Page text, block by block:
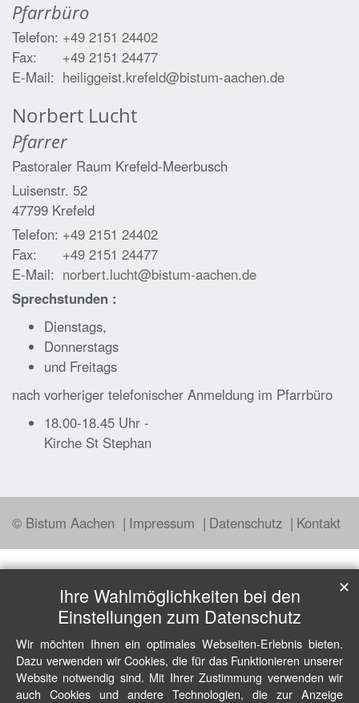
Pfarrbüro
Telefon: +49 2151 24402
Fax:
+49 2151 24477
E-Mail: heiliggeist.krefeld@bistum-aachen.de
Norbert Lucht
Pfarrer
Pastoraler Raum Krefeld-Meerbusch
Luisenstr. 52
47799 Krefeld
Telefon: +49 2151 24402
Fax:
+49 2151 24477
E-Mail: norbert.lucht@bistum-aachen.de
Sprechstunden :
Dienstags,
Donnerstags
und Freitags
nach vorheriger telefonischer Anmeldung im Pfarrbüro
18.00-18.45 Uhr -
Kirche St Stephan
© Bistum Aachen Impressum Datenschutz Kontakt
Ihre Wahlmöglichkeiten bei den
Einstellungen zum Datenschutz
Wir möchten Ihnen ein optimales Webseiten-Erlebnis bieten.
Dazu verwenden wir Cookies, die für das Funktionieren unserer
Website notwendig sind. Mit Ihrer Zustimmung verwenden wir
auch Cookies und andere Technologien, die zur Anzeige
✕